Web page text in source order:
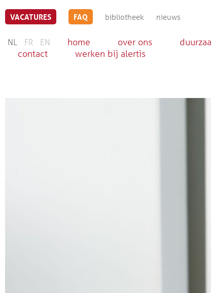
VACATURES FAQ bibliotheek nieuws
NL FR EN home over ons
contact
werken bij alertis